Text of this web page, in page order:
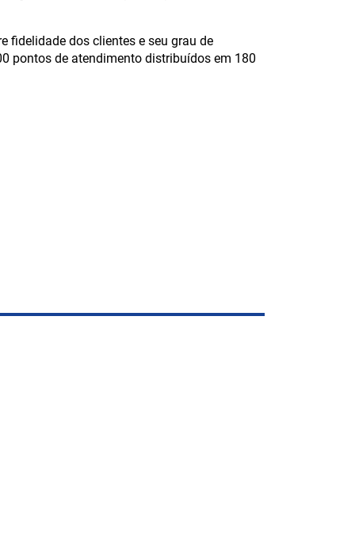
fidelidade dos clientes e seu grau de
pontos de atendimento distribuídos em 180